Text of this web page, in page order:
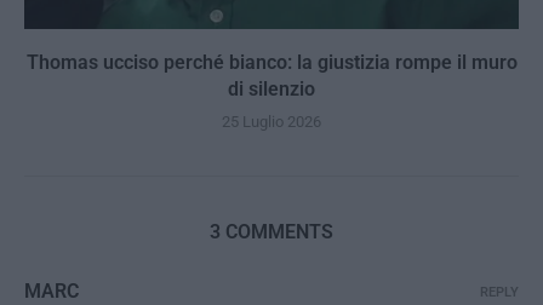
Thomas ucciso perché bianco: la giustizia rompe il muro
di silenzio
25 Luglio 2026
3 COMMENTS
MARC REPLY